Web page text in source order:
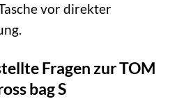
vor direkter
Fragen zur TOM
bag S